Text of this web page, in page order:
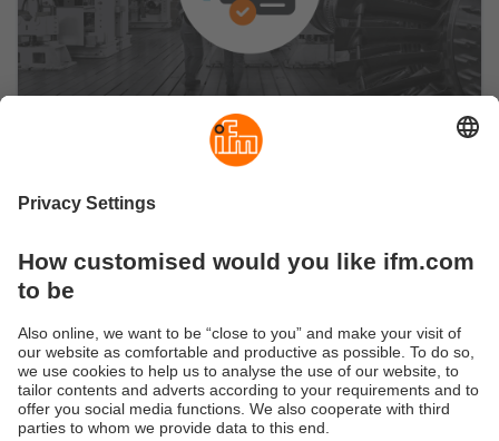
Améliorer la disponibilité des machines
Assurer la disponibilité des machines tout en